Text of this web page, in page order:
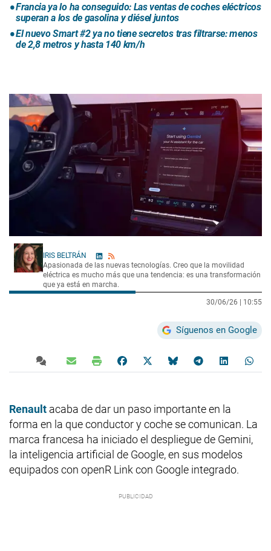
Francia ya lo ha conseguido: Las ventas de coches eléctricos
superan a los de gasolina y diésel juntos
El nuevo Smart #2 ya no tiene secretos tras filtrarse: menos
de 2,8 metros y hasta 140 km/h
IRIS BELTRÁN
Apasionada de las nuevas tecnologías. Creo que la movilidad
eléctrica es mucho más que una tendencia: es una transformación
que ya está en marcha.
30/06/26 | 10:55
Síguenos en Google
Renault acaba de dar un paso importante en la
forma en la que conductor y coche se comunican. La
marca francesa ha iniciado el despliegue de Gemini,
la inteligencia artificial de Google, en sus modelos
equipados con openR Link con Google integrado.